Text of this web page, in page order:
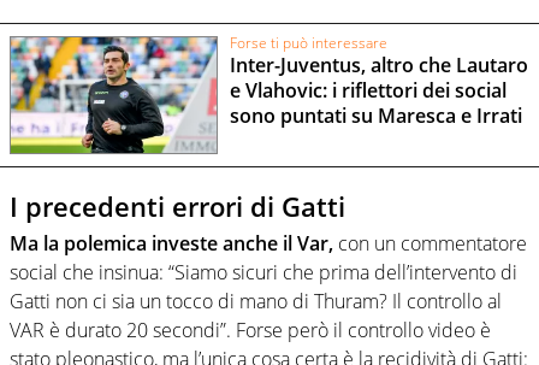
Forse ti può interessare
Inter-Juventus, altro che Lautaro
e Vlahovic: i riflettori dei social
sono puntati su Maresca e Irrati
I precedenti errori di Gatti
Ma la polemica investe anche il Var, con un commentatore
social che insinua: “Siamo sicuri che prima dell’intervento di
Gatti non ci sia un tocco di mano di Thuram? Il controllo al
VAR è durato 20 secondi”. Forse però il controllo video è
stato pleonastico, ma l’unica cosa certa è la recidività di Gatti: